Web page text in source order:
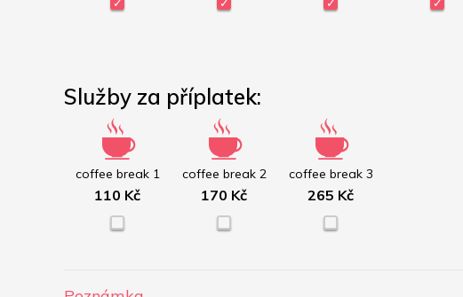
Služby za příplatek:
coffee break 1
110 Kč
coffee break 2
170 Kč
coffee break 3
265 Kč